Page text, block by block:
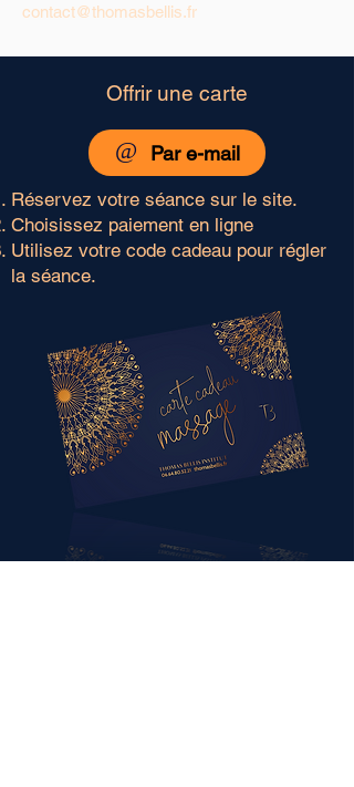
contact@thomasbellis.fr
Offrir une carte
Par e-mail
@
Réservez votre séance sur le site.
Choisissez paiement en ligne
Utilisez votre code cadeau pour régler
la séance.